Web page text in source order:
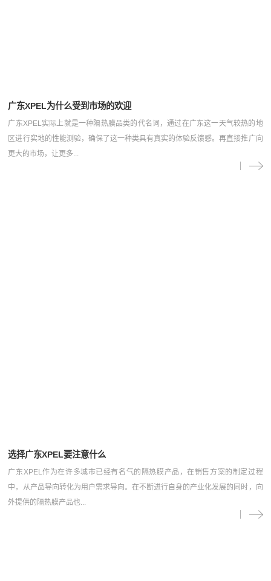
广东XPEL为什么受到市场的欢迎
广东XPEL实际上就是一种隔热膜品类的代名词，通过在广东这一天气较热的地
区进行实地的性能测验，确保了这一种类具有真实的体验反馈感。再直接推广向
更大的市场，让更多...
选择广东XPEL要注意什么
广东XPEL作为在许多城市已经有名气的隔热膜产品，在销售方案的制定过程
中，从产品导向转化为用户需求导向。在不断进行自身的产业化发展的同时，向
外提供的隔热膜产品也...